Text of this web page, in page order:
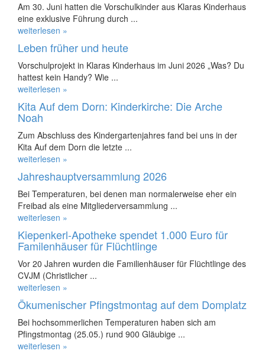
Am 30. Juni hatten die Vorschulkinder aus Klaras Kinderhaus
eine exklusive Führung durch ...
weiterlesen »
Leben früher und heute
Vorschulprojekt in Klaras Kinderhaus im Juni 2026 „Was? Du
hattest kein Handy? Wie ...
weiterlesen »
Kita Auf dem Dorn: Kinderkirche: Die Arche
Noah
Zum Abschluss des Kindergartenjahres fand bei uns in der
Kita Auf dem Dorn die letzte ...
weiterlesen »
Jahreshauptversammlung 2026
Bei Temperaturen, bei denen man normalerweise eher ein
Freibad als eine Mitgliederversammlung ...
weiterlesen »
Kiepenkerl-Apotheke spendet 1.000 Euro für
Familenhäuser für Flüchtlinge
Vor 20 Jahren wurden die Familienhäuser für Flüchtlinge des
CVJM (Christlicher ...
weiterlesen »
Ökumenischer Pfingstmontag auf dem Domplatz
Bei hochsommerlichen Temperaturen haben sich am
Pfingstmontag (25.05.) rund 900 Gläubige ...
weiterlesen »